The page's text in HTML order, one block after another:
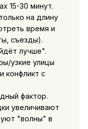
15-30 минут.
на длину
время и
съезды).
лучше".
узкие улицы
конфликт с
фактор.
увеличивают
"волны" в